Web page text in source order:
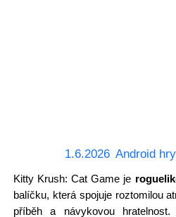
1.6.2026 Android hry
Kitty Krush: Cat Game je
balíčku, která spojuje roztomilou
příběh a návykovou